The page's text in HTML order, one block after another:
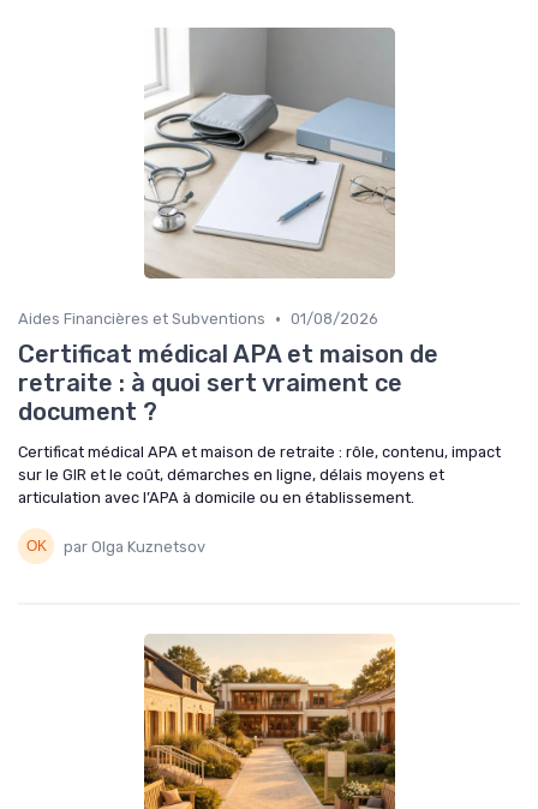
Aides Financières et Subventions • 01/08/2026
Certificat médical APA et maison de
retraite : à quoi sert vraiment ce
document ?
Certificat médical APA et maison de retraite : rôle, contenu, impact
sur le GIR et le coût, démarches en ligne, délais moyens et
articulation avec l’APA à domicile ou en établissement.
par Olga Kuznetsov